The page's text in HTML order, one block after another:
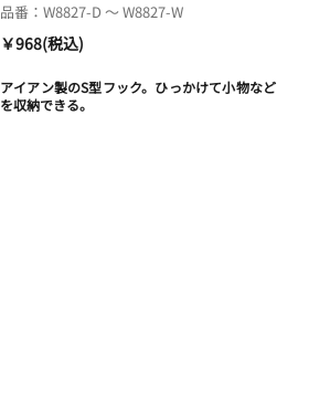
品番：W8827-D ～ W8827-W
￥968(税込)
アイアン製のS型フック。ひっかけて小物など
を収納できる。